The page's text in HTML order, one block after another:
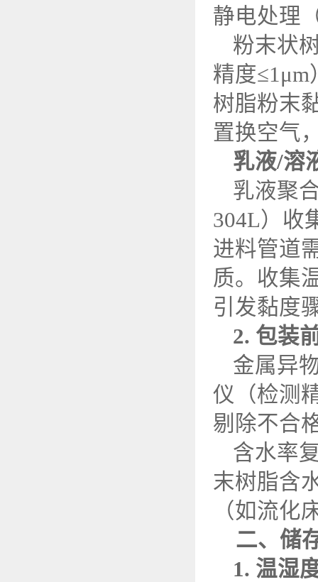
静电处理
粉末状
精度≤1 μm
树脂粉末
置换空气
乳液/溶
乳液聚
304L）收
进料管道
质。收集
引发黏度
2. 包装
金属异
仪（检测
剔除不合
含水率
末树脂含
（如流化
二、储
1. 温湿